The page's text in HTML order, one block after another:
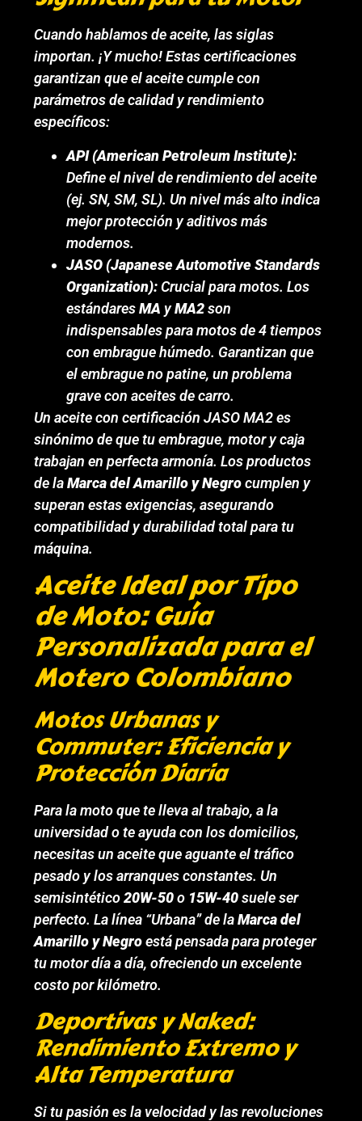
Cuando hablamos de aceite, las siglas
importan. ¡Y mucho! Estas certificaciones
garantizan que el aceite cumple con
parámetros de calidad y rendimiento
específicos:
API (American Petroleum Institute):
Define el nivel de rendimiento del aceite
(ej. SN, SM, SL). Un nivel más alto indica
mejor protección y aditivos más
modernos.
JASO (Japanese Automotive Standards
Organization):Crucial para motos. Los
estándaresMA yMA2son
indispensables para motos de 4 tiempos
con embrague húmedo. Garantizan que
el embrague no patine, un problema
grave con aceites de carro.
Un aceite con certificación JASO MA2 es
sinónimo de que tu embrague, motor y caja
trabajan en perfecta armonía. Los productos
de laMarca del Amarillo y Negrocumplen y
superan estas exigencias, asegurando
compatibilidad y durabilidad total para tu
máquina.
Aceite Ideal por Tipo
de Moto: Guía
Personalizada para el
Motero Colombiano
Motos Urbanas y
Commuter: Eficiencia y
Protección Diaria
Para la moto que te lleva al trabajo, a la
universidad o te ayuda con los domicilios,
necesitas un aceite que aguante el tráfico
pesado y los arranques constantes. Un
semisintético20W-50o 15W-40suele ser
perfecto. La línea “Urbana” de laMarca del
Amarillo y Negroestá pensada para proteger
tu motor día a día, ofreciendo un excelente
costo por kilómetro.
Deportivas y Naked:
Rendimiento Extremo y
Alta Temperatura
Si tu pasión es la velocidad y las revoluciones